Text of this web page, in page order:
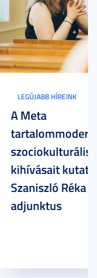
LEGÚJABB HÍREINK
A Meta
szociokulturális
kihívásait
Szaniszló Réka
adjunktus